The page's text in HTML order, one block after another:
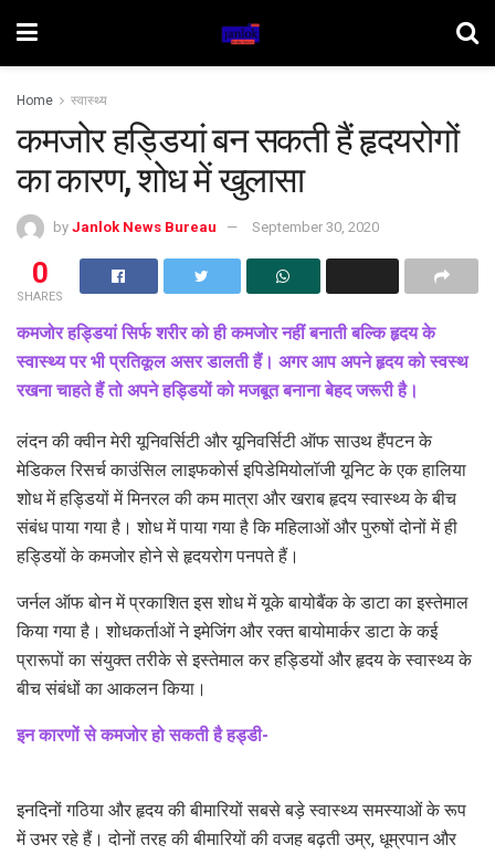
Home स्वास्थ्य
कमजोर हड्डियां बन सकती हैं हृदयरोगों
का कारण, शोध में खुलासा
by Janlok News Bureau September 30, 2020
0
SHARES
कमजोर हड्डियां सिर्फ शरीर को ही कमजोर नहीं बनाती बल्कि हृदय के
स्वास्थ्य पर भी प्रतिकूल असर डालती हैं। अगर आप अपने हृदय को स्वस्थ
रखना चाहते हैं तो अपने हड्डियों को मजबूत बनाना बेहद जरूरी है।
लंदन की क्वीन मेरी यूनिवर्सिटी और यूनिवर्सिटी ऑफ साउथ हैंपटन के
मेडिकल रिसर्च काउंसिल लाइफकोर्स इपिडेमियोलॉजी यूनिट के एक हालिया
शोध में हड्डियों में मिनरल की कम मात्रा और खराब हृदय स्वास्थ्य के बीच
संबंध पाया गया है। शोध में पाया गया है कि महिलाओं और पुरुषों दोनों में ही
हड्डियों के कमजोर होने से हृदयरोग पनपते हैं।
जर्नल ऑफ बोन में प्रकाशित इस शोध में यूके बायोबैंक के डाटा का इस्तेमाल
किया गया है। शोधकर्ताओं ने इमेजिंग और रक्त बायोमार्कर डाटा के कई
प्रारूपों का संयुक्त तरीके से इस्तेमाल कर हड्डियों और हृदय के स्वास्थ्य के
बीच संबंधों का आकलन किया।
इन कारणों से कमजोर हो सकती है हड्डी-
इनदिनों गठिया और हृदय की बीमारियों सबसे बड़े स्वास्थ्य समस्याओं के रूप
में उभर रहे हैं। दोनों तरह की बीमारियों की वजह बढ़ती उम्र, धूम्रपान और